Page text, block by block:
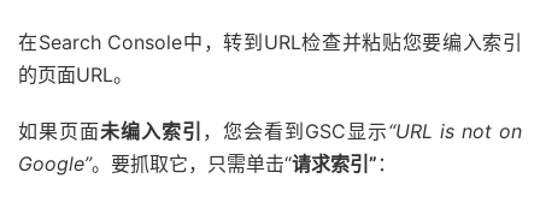
在Search Console中，转到URL检查并粘贴您要编入索引
的页面URL。
如果页面未编入索引 ，您会看到GSC显示“URL is not on
Google”。要抓取它，只需单击“请求索引” ：